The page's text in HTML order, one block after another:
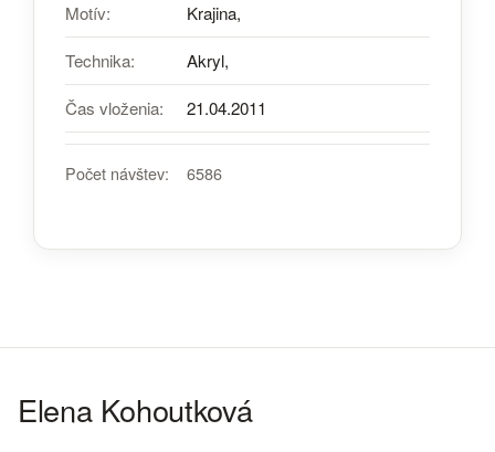
Motív: Krajina,
Technika: Akryl,
Čas vloženia: 21.04.2011
Počet návštev: 6586
Elena Kohoutková